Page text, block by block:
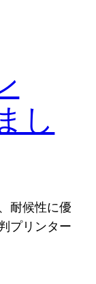
し
耐候性に優
プリンター